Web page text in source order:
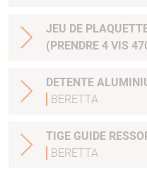
JEU DE
(PRENDRE 4 VIS
DETENTE
BERETTA
TIGE GUIDE
BERETTA